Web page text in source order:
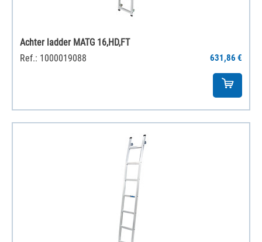
Achter ladder MATG 16,HD,FT
Ref.: 1000019088
631,86 €